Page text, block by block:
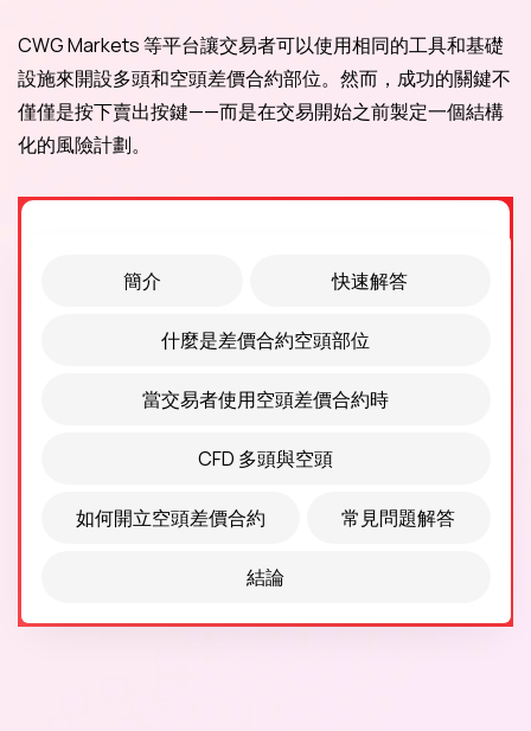
CWG Markets 等平台讓交易者可以使用相同的工具和基礎
設施來開設多頭和空頭差價合約部位。然而，成功的關鍵不
僅僅是按下賣出按鍵——而是在交易開始之前製定一個結構
化的風險計劃。
簡介 快速解答
什麼是差價合約空頭部位
當交易者使用空頭差價合約時
CFD 多頭與空頭
如何開立空頭差價合約 常見問題解答
結論